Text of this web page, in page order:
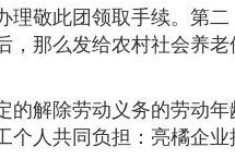
敬此团领取手续。第
那么发给农村社会养老
解除劳动义务的劳动
人共同负担：亮橘企